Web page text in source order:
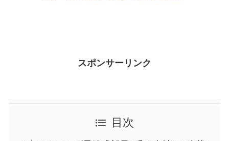
スポンサーリンク
目次